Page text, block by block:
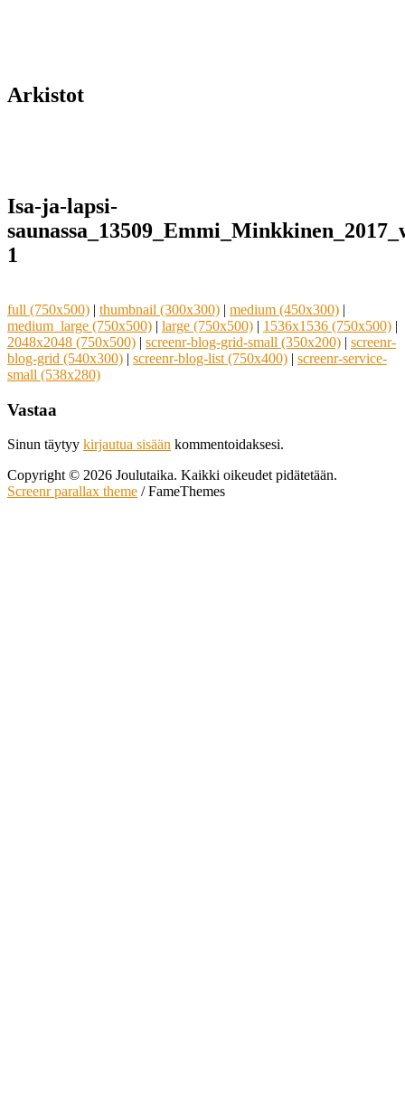
Arkistot
Isa-ja-lapsi-
1
full (750x500) | thumbnail (300x300) | medium (450x300) |
medium_large (750x500) | large (750x500) | 1536x1536 (750x500) |
2048x2048 (750x500) | screenr-blog-grid-small (350x200) | screenr-
blog-grid (540x300) | screenr-blog-list (750x400) | screenr-service-
small (538x280)
Vastaa
Sinun täytyy kirjautua sisään kommentoidaksesi.
Copyright © 2026 Joulutaika. Kaikki oikeudet pidätetään.
Screenr parallax theme / FameThemes